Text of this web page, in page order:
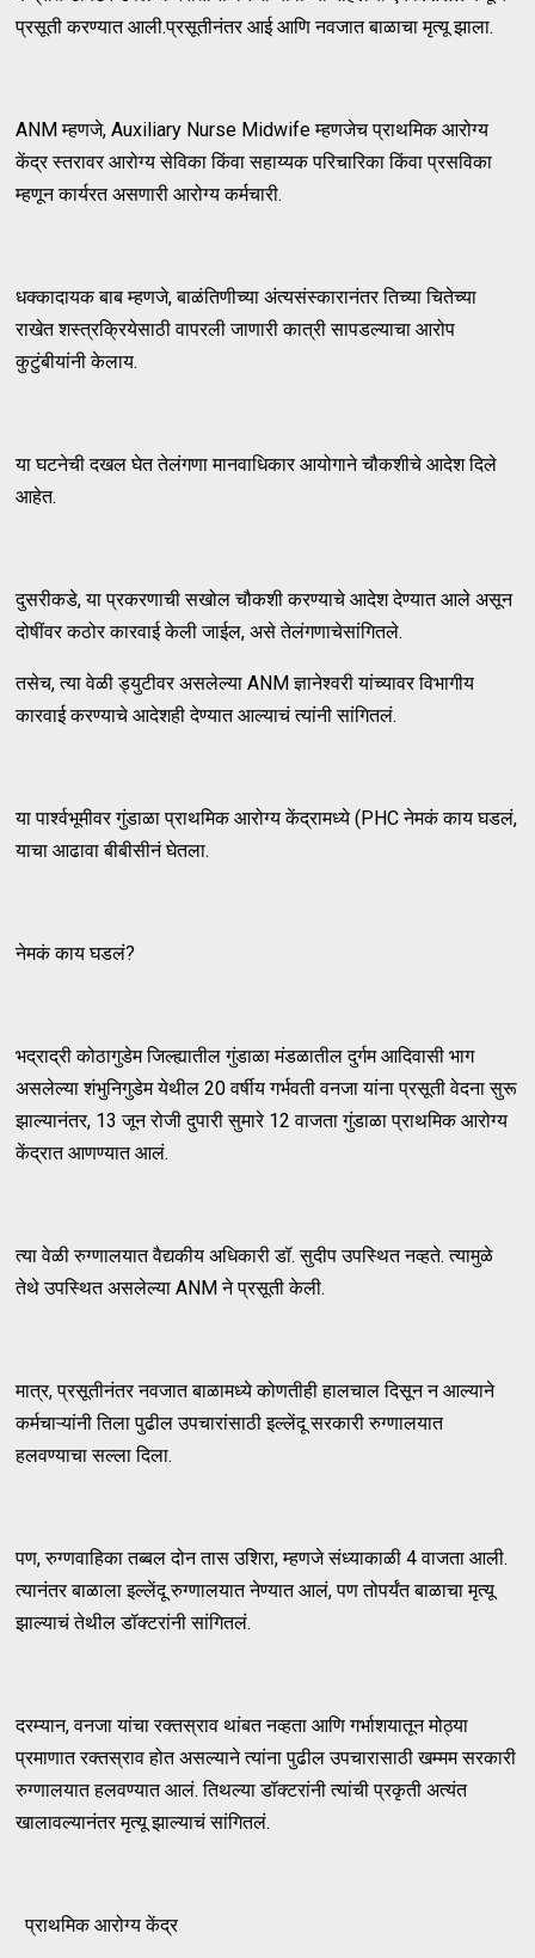
प्रसूती करण्यात आली.प्रसूतीनंतर आई आणि नवजात बाळाचा मृत्यू झाला.
ANM म्हणजे, Auxiliary Nurse Midwife म्हणजेच प्राथमिक आरोग्य
केंद्र स्तरावर आरोग्य सेविका किंवा सहाय्यक परिचारिका किंवा प्रसविका
म्हणून कार्यरत असणारी आरोग्य कर्मचारी.
धक्कादायक बाब म्हणजे, बाळंतिणीच्या अंत्यसंस्कारानंतर तिच्या चितेच्या
राखेत शस्त्रक्रियेसाठी वापरली जाणारी कात्री सापडल्याचा आरोप
कुटुंबीयांनी केलाय.
या घटनेची दखल घेत तेलंगणा मानवाधिकार आयोगाने चौकशीचे आदेश दिले
आहेत.
दुसरीकडे, या प्रकरणाची सखोल चौकशी करण्याचे आदेश देण्यात आले असून
दोषींवर कठोर कारवाई केली जाईल, असे तेलंगणाचेसांगितले.
तसेच, त्या वेळी ड्युटीवर असलेल्या ANM ज्ञानेश्वरी यांच्यावर विभागीय
कारवाई करण्याचे आदेशही देण्यात आल्याचं त्यांनी सांगितलं.
या पार्श्वभूमीवर गुंडाळा प्राथमिक आरोग्य केंद्रामध्ये (PHC नेमकं काय घडलं,
याचा आढावा बीबीसीनं घेतला.
नेमकं काय घडलं?
भद्राद्री कोठागुडेम जिल्ह्यातील गुंडाळा मंडळातील दुर्गम आदिवासी भाग
असलेल्या शंभुनिगुडेम येथील 20 वर्षीय गर्भवती वनजा यांना प्रसूती वेदना सुरू
झाल्यानंतर, 13 जून रोजी दुपारी सुमारे 12 वाजता गुंडाळा प्राथमिक आरोग्य
केंद्रात आणण्यात आलं.
त्या वेळी रुग्णालयात वैद्यकीय अधिकारी डॉ. सुदीप उपस्थित नव्हते. त्यामुळे
तेथे उपस्थित असलेल्या ANM ने प्रसूती केली.
मात्र, प्रसूतीनंतर नवजात बाळामध्ये कोणतीही हालचाल दिसून न आल्याने
कर्मचाऱ्यांनी तिला पुढील उपचारांसाठी इल्लेंदू सरकारी रुग्णालयात
हलवण्याचा सल्ला दिला.
पण, रुग्णवाहिका तब्बल दोन तास उशिरा, म्हणजे संध्याकाळी 4 वाजता आली.
त्यानंतर बाळाला इल्लेंदू रुग्णालयात नेण्यात आलं, पण तोपर्यंत बाळाचा मृत्यू
झाल्याचं तेथील डॉक्टरांनी सांगितलं.
दरम्यान, वनजा यांचा रक्तस्राव थांबत नव्हता आणि गर्भाशयातून मोठ्या
प्रमाणात रक्तस्राव होत असल्याने त्यांना पुढील उपचारासाठी खम्मम सरकारी
रुग्णालयात हलवण्यात आलं. तिथल्या डॉक्टरांनी त्यांची प्रकृती अत्यंत
खालावल्यानंतर मृत्यू झाल्याचं सांगितलं.
प्राथमिक आरोग्य केंद्र